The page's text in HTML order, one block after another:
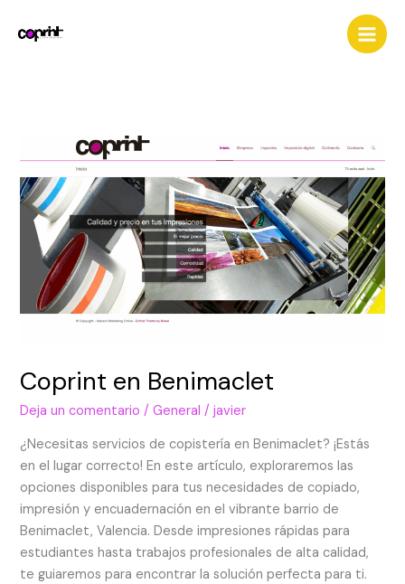
Coprint en Benimaclet
Deja un comentario /General /javier
¿Necesitas servicios de copistería en Benimaclet? ¡Estás
en el lugar correcto! En este artículo, exploraremos las
opciones disponibles para tus necesidades de copiado,
impresión y encuadernación en el vibrante barrio de
Benimaclet, Valencia. Desde impresiones rápidas para
estudiantes hasta trabajos profesionales de alta calidad,
te guiaremos para encontrar la solución perfecta para ti.
Benimaclet